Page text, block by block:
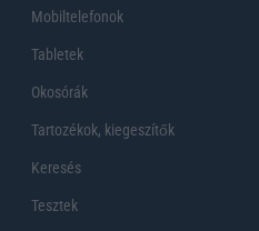
Mobiltelefonok
Tabletek
Okosórák
Tartozékok, kiegeszítők
Keresés
Tesztek